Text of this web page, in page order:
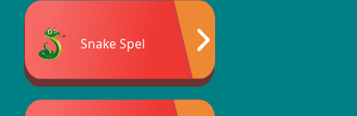
Snake Spel